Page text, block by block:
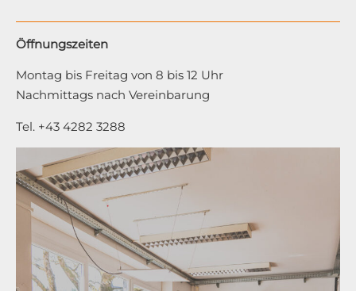
Öffnungszeiten
Montag bis Freitag von 8 bis 12 Uhr
Nachmittags nach Vereinbarung
Tel. +43 4282 3288